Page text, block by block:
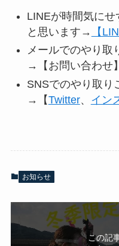
LINEが時間気に
と思います→
【
メールでのやり取
→【お問い合わせ】
SNSでのやり取り
→【Twitter、 イン
お知らせ
この記